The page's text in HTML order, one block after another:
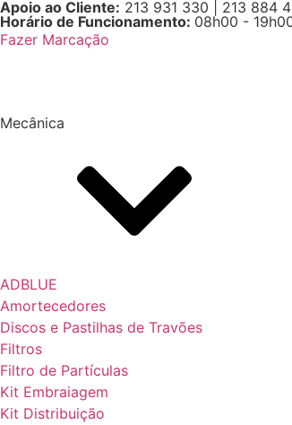
Skip
to
Apoio ao Cliente: 213 931 330 213 884
Horário de Funcionamento: 08h00 -
Fazer Marcação
Mecânica
ADBLUE
Amortecedores
Discos e Pastilhas de Travões
Filtros
Filtro de Partículas
Kit Embraiagem
Kit Distribuição